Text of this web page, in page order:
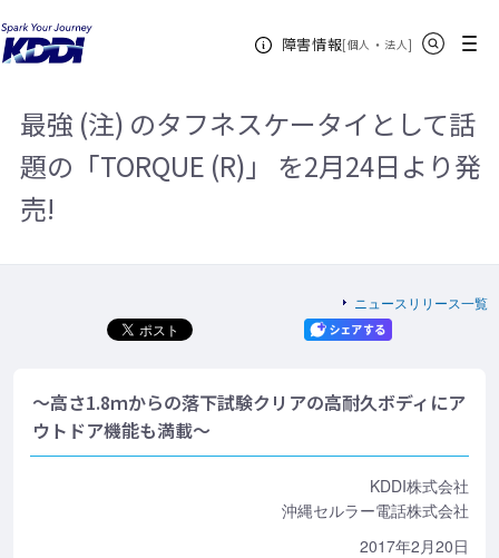
障害情報[個人 ・ 法人新規ウィンドウ
]
メニュー
KDDIホーム
(注) のタフネスケータイとして話題の「TORQUE (R)」 を2月24日より発売!
最強 (注) のタフネスケータイとして話
題の「TORQUE (R)」 を2月24日より発
売!
ニュースリリース一覧
～高さ1.8ｍからの落下試験クリアの高耐久ボディにア
ウトドア機能も満載～
KDDI株式会社
沖縄セルラー電話株式会社
2017年2月20日